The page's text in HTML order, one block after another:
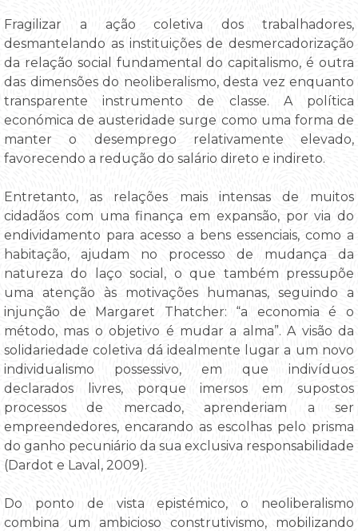
Fragilizar a ação coletiva dos trabalhadores,
desmantelando as instituições de desmercadorização
da relação social fundamental do capitalismo, é outra
das dimensões do neoliberalismo, desta vez enquanto
transparente instrumento de classe. A política
económica de austeridade surge como uma forma de
manter o desemprego relativamente elevado,
favorecendo a redução do salário direto e indireto.
Entretanto, as relações mais intensas de muitos
cidadãos com uma finança em expansão, por via do
endividamento para acesso a bens essenciais, como a
habitação, ajudam no processo de mudança da
natureza do laço social, o que também pressupõe
uma atenção às motivações humanas, seguindo a
injunção de Margaret Thatcher: “a economia é o
método, mas o objetivo é mudar a alma”. A visão da
solidariedade coletiva dá idealmente lugar a um novo
individualismo possessivo, em que indivíduos
declarados livres, porque imersos em supostos
processos de mercado, aprenderiam a ser
empreendedores, encarando as escolhas pelo prisma
do ganho pecuniário da sua exclusiva responsabilidade
(Dardot e Laval, 2009).
Do ponto de vista epistémico, o neoliberalismo
combina um ambicioso construtivismo, mobilizando